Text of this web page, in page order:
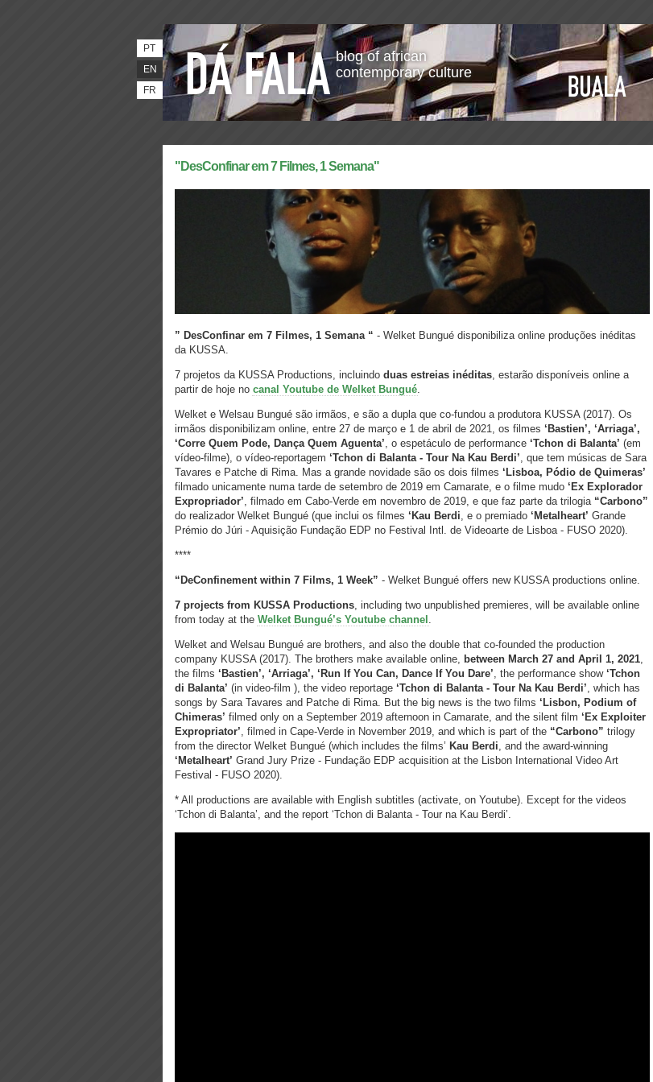
blog of african
contemporary culture
PT
EN
FR
"DesConfinar em 7 Filmes, 1 Semana"
” DesConfinar em 7 Filmes, 1 Semana “ - Welket Bungué disponibiliza online produções inéditas
da KUSSA.
7 projetos da KUSSA Productions, incluindo duas estreias inéditas, estarão disponíveis online a
partir de hoje no canal Youtube de Welket Bungué.
Welket e Welsau Bungué são irmãos, e são a dupla que co-fundou a produtora KUSSA (2017). Os
irmãos disponibilizam online, entre 27 de março e 1 de abril de 2021, os filmes ‘Bastien’, ‘Arriaga’,
‘Corre Quem Pode, Dança Quem Aguenta’, o espetáculo de performance ‘Tchon di Balanta’ (em
vídeo-filme), o vídeo-reportagem ‘Tchon di Balanta - Tour Na Kau Berdi’, que tem músicas de Sara
Tavares e Patche di Rima. Mas a grande novidade são os dois filmes ‘Lisboa, Pódio de Quimeras’
filmado unicamente numa tarde de setembro de 2019 em Camarate, e o filme mudo ‘Ex Explorador
Expropriador’, filmado em Cabo-Verde em novembro de 2019, e que faz parte da trilogia “Carbono”
do realizador Welket Bungué (que inclui os filmes ‘Kau Berdi, e o premiado ‘Metalheart’ Grande
Prémio do Júri - Aquisição Fundação EDP no Festival Intl. de Videoarte de Lisboa - FUSO 2020).
****
“DeConfinement within 7 Films, 1 Week” - Welket Bungué offers new KUSSA productions online.
7 projects from KUSSA Productions, including two unpublished premieres, will be available online
from today at the Welket Bungué’s Youtube channel .
Welket and Welsau Bungué are brothers, and also the double that co-founded the production
company KUSSA (2017). The brothers make available online, between March 27 and April 1, 2021,
the films ‘Bastien’, ‘Arriaga’, ‘Run If You Can, Dance If You Dare’, the performance show ‘Tchon
di Balanta’ (in video-film ), the video reportage ‘Tchon di Balanta - Tour Na Kau Berdi’, which has
songs by Sara Tavares and Patche di Rima. But the big news is the two films ‘Lisbon, Podium of
Chimeras’ filmed only on a September 2019 afternoon in Camarate, and the silent film ‘Ex Exploiter
Expropriator’, filmed in Cape-Verde in November 2019, and which is part of the “Carbono” trilogy
from the director Welket Bungué (which includes the films’ Kau Berdi, and the award-winning
‘Metalheart’ Grand Jury Prize - Fundação EDP acquisition at the Lisbon International Video Art
Festival - FUSO 2020).
* All productions are available with English subtitles (activate, on Youtube). Except for the videos
‘Tchon di Balanta’, and the report ‘Tchon di Balanta - Tour na Kau Berdi’.